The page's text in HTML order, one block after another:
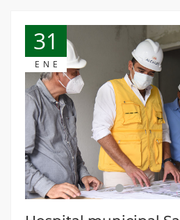
31
ENE